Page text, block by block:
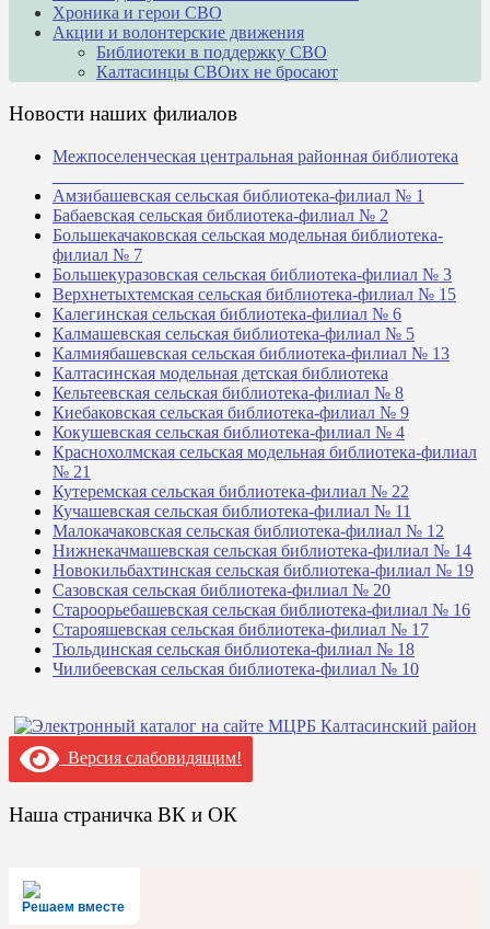
Хроника и герои СВО
Акции и волонтерские движения
Библиотеки в поддержку СВО
Калтасинцы СВОих не бросают
Новости наших филиалов
Межпоселенческая центральная районная библиотека
Амзибашевская сельская библиотека-филиал № 1
Бабаевская сельская библиотека-филиал № 2
Большекачаковская сельская модельная библиотека-
филиал № 7
Большекуразовская сельская библиотека-филиал № 3
Верхнетыхтемская сельская библиотека-филиал № 15
Калегинская сельская библиотека-филиал № 6
Калмашевская сельская библиотека-филиал № 5
Калмиябашевская сельская библиотека-филиал № 13
Калтасинская модельная детская библиотека
Кельтеевская сельская библиотека-филиал № 8
Киебаковская сельская библиотека-филиал № 9
Кокушевская сельская библиотека-филиал № 4
Краснохолмская сельская модельная библиотека-филиал
№ 21
Кутеремская сельская библиотека-филиал № 22
Кучашевская сельская библиотека-филиал № 11
Малокачаковская сельская библиотека-филиал № 12
Нижнекачмашевская сельская библиотека-филиал № 14
Новокильбахтинская сельская библиотека-филиал № 19
Сазовская сельская библиотека-филиал № 20
Староорьебашевская сельская библиотека-филиал № 16
Старояшевская сельская библиотека-филиал № 17
Тюльдинская сельская библиотека-филиал № 18
Чилибеевская сельская библиотека-филиал № 10
Версия слабовидящим!
Наша страничка ВК и ОК
Решаем вместе